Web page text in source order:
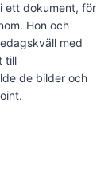
ett dokument, för
Hon och
med
till
de bilder och